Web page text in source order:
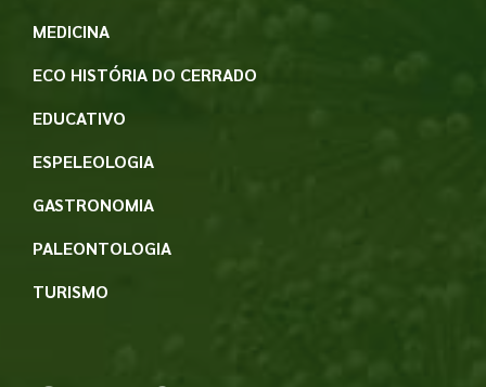
MEDICINA
ECO HISTÓRIA DO CERRADO
EDUCATIVO
ESPELEOLOGIA
GASTRONOMIA
PALEONTOLOGIA
TURISMO